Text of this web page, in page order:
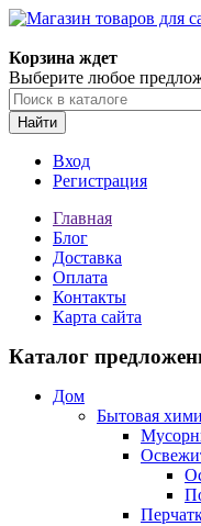
Корзина ждет
Выберите любое
Найти
Вход
Регистрация
Главная
Блог
Доставка
Оплата
Контакты
Карта сайта
Каталог
Дом
Бытовая